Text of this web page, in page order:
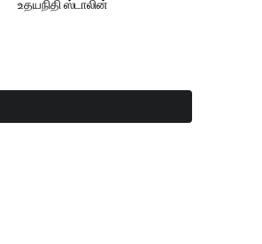
உதயநிதி ஸ்டாலின்